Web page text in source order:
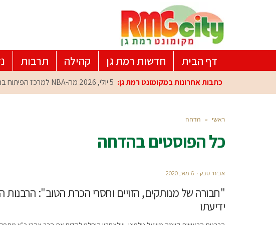
דף הבית חדשות רמת גן קהילה תרבות
כתבות אחרונות במקומונט רמת גן: 5 יולי, 2026 מה-NBA למרכז הפיתוח ברמת גן: עומרי כספי במפגש הוקרה מיוחד
ראשי » הדחה
כל הפוסטים בהדחה
אביחי טבק 6 מאי, 2020
"חבורה של מנותקים, הזויים וחסרי הכרת הטוב":
ידיעתו